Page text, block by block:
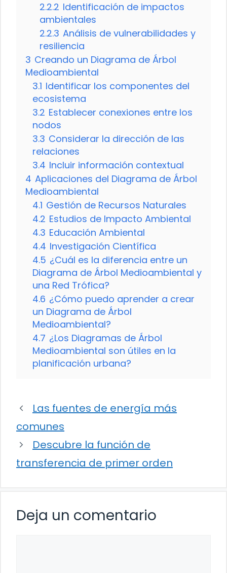
2.2.2 Identificación de impactos
ambientales
2.2.3 Análisis de vulnerabilidades y
resiliencia
3 Creando un Diagrama de Árbol
Medioambiental
3.1 Identificar los componentes del
ecosistema
3.2 Establecer conexiones entre los
nodos
3.3 Considerar la dirección de las
relaciones
3.4 Incluir información contextual
4 Aplicaciones del Diagrama de Árbol
Medioambiental
4.1 Gestión de Recursos Naturales
4.2 Estudios de Impacto Ambiental
4.3 Educación Ambiental
4.4 Investigación Científica
4.5 ¿Cuál es la diferencia entre un
Diagrama de Árbol Medioambiental y
una Red Trófica?
4.6 ¿Cómo puedo aprender a crear
un Diagrama de Árbol
Medioambiental?
4.7 ¿Los Diagramas de Árbol
Medioambiental son útiles en la
planificación urbana?
Las fuentes de energía más
comunes
Descubre la función de
transferencia de primer orden
Deja un comentario